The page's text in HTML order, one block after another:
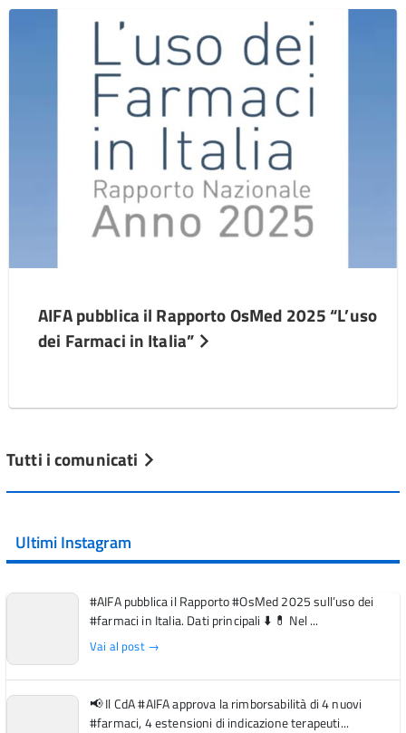
AIFA pubblica il Rapporto OsMed 2025 “L’uso
dei Farmaci in Italia”
Tutti i comunicati
Ultimi Instagram
#AIFA pubblica il Rapporto #OsMed 2025 sull’uso dei
#farmaci in Italia. Dati principali ⬇️ 💊 Nel ...
Vai al post →
📢 Il CdA #AIFA approva la rimborsabilità di 4 nuovi
#farmaci, 4 estensioni di indicazione terapeuti...